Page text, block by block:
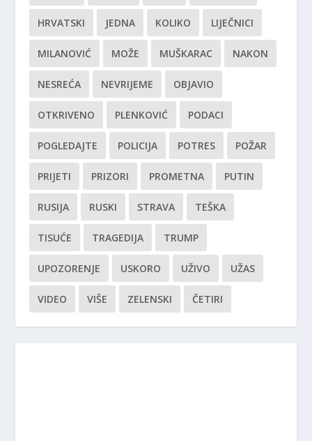
HRVATSKI JEDNA KOLIKO LIJEČNICI
MILANOVIĆ MOŽE MUŠKARAC NAKON
NESREĆA NEVRIJEME OBJAVIO
OTKRIVENO PLENKOVIĆ PODACI
POGLEDAJTE POLICIJA POTRES POŽAR
PRIJETI PRIZORI PROMETNA PUTIN
RUSIJA RUSKI STRAVA TEŠKA
TISUĆE TRAGEDIJA TRUMP
UPOZORENJE USKORO UŽIVO UŽAS
VIDEO VIŠE ZELENSKI ČETIRI